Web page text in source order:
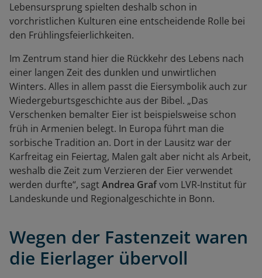
Lebensursprung spielten deshalb schon in
vorchristlichen Kulturen eine entscheidende Rolle bei
den Frühlingsfeierlichkeiten.
Im Zentrum stand hier die Rückkehr des Lebens nach
einer langen Zeit des dunklen und unwirtlichen
Winters. Alles in allem passt die Eiersymbolik auch zur
Wiedergeburtsgeschichte aus der Bibel. „Das
Verschenken bemalter Eier ist beispielsweise schon
früh in Armenien belegt. In Europa führt man die
sorbische Tradition an. Dort in der Lausitz war der
Karfreitag ein Feiertag, Malen galt aber nicht als Arbeit,
weshalb die Zeit zum Verzieren der Eier verwendet
werden durfte“, sagtAndrea Grafvom LVR-Institut für
Landeskunde und Regionalgeschichte in Bonn.
Wegen der Fastenzeit waren
die Eierlager übervoll